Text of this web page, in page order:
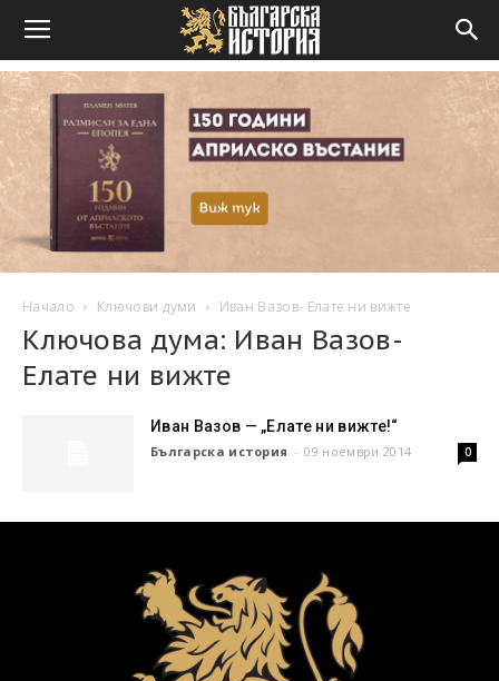
Начало Ключови думи Иван Вазов- Елате ни вижте
Ключова дума: Иван Вазов-
Елате ни вижте
Иван Вазов — „Елате ни вижте!“
Българска история - 09 ноември 2014 0